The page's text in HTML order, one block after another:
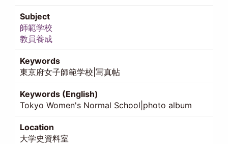
Subject
師範学校
教員養成
Keywords
東京府女子師範学校|写真帖
Keywords (English)
Tokyo Women's Normal School|photo album
Location
大学史資料室